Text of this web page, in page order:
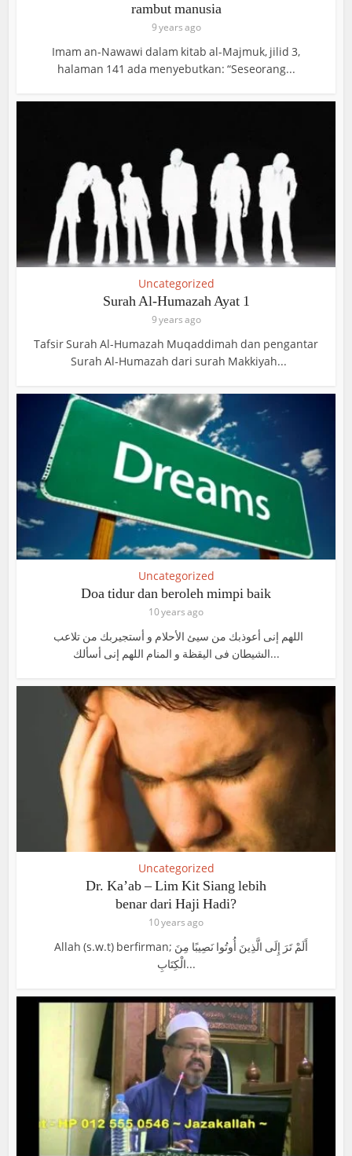
rambut manusia
9 years ago
Imam an-Nawawi dalam kitab al-Majmuk, jilid 3,
halaman 141 ada menyebutkan: “Seseorang...
Uncategorized
Surah Al-Humazah Ayat 1
9 years ago
Tafsir Surah Al-Humazah Muqaddimah dan pengantar
Surah Al-Humazah dari surah Makkiyah...
Uncategorized
Doa tidur dan beroleh mimpi baik
10 years ago
الشيطان فى اليقظة و المنام اللهم إنى أسألك...
Uncategorized
Dr. Ka’ab – Lim Kit Siang lebih
benar dari Haji Hadi?
10 years ago
Allah (s.w.t) berfirman; أَلَمْ تَرَ إِلَى الَّذِينَ أُوتُوا نَصِيبًا مِنَ
الْكِتَابِ...